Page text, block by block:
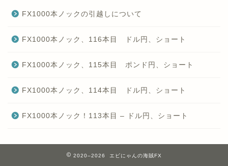
FX1000本ノックの引越しについて
FX1000本ノック、116本目 ドル円、ショート
FX1000本ノック、115本目 ポンド円、ショート
FX1000本ノック、114本目 ドル円、ショート
FX1000本ノック！113本目 – ドル円、ショート
2020–2026 エビにゃんの海賊FX